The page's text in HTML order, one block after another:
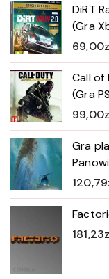
DiRT
(Gra
69,00
Call of
(Gra
99,00
Gra
120,79
181,23